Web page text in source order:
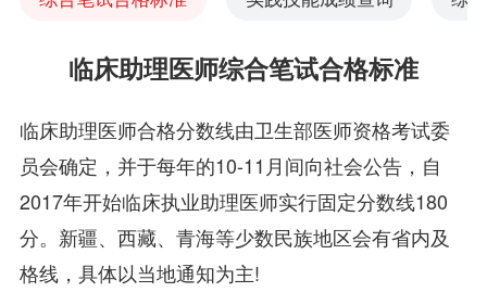
临床助理医师综合笔试合格标准
临床助理医师合格分数线由卫生部医师资格考试委
员会确定，并于每年的10-11月间向社会公告，自
2017年开始临床执业助理医师实行固定分数线180
分。新疆、西藏、青海等少数民族地区会有省内及
格线，具体以当地通知为主!